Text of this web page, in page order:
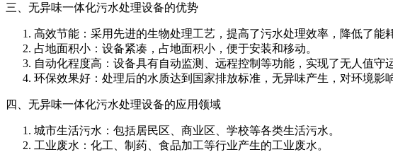
三、无异味一体化污水处理设备的优势
高效节能：采用先进的生物处理工艺，提高了污水处理效率，降低了能耗
占地面积小：设备紧凑，占地面积小，便于安装和移动。
自动化程度高：设备具有自动监测、远程控制等功能，实现了无人值守
环保效果好：处理后的水质达到国家排放标准，无异味产生，对环境影
四、无异味一体化污水处理设备的应用领域
城市生活污水：包括居民区、商业区、学校等各类生活污水。
工业废水：化工、制药、食品加工等行业产生的工业废水。